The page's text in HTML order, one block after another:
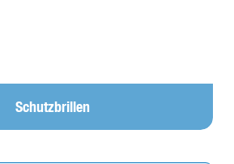
Schutzbrillen